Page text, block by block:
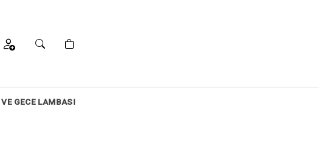
GECE LAMBASI